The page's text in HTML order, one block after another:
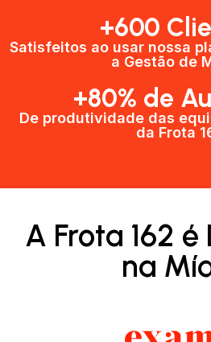
+600
Satisfeitos ao usar nossa
a Gestão de
+80% de
De produtividade das
da Frota
A Frota 162
na